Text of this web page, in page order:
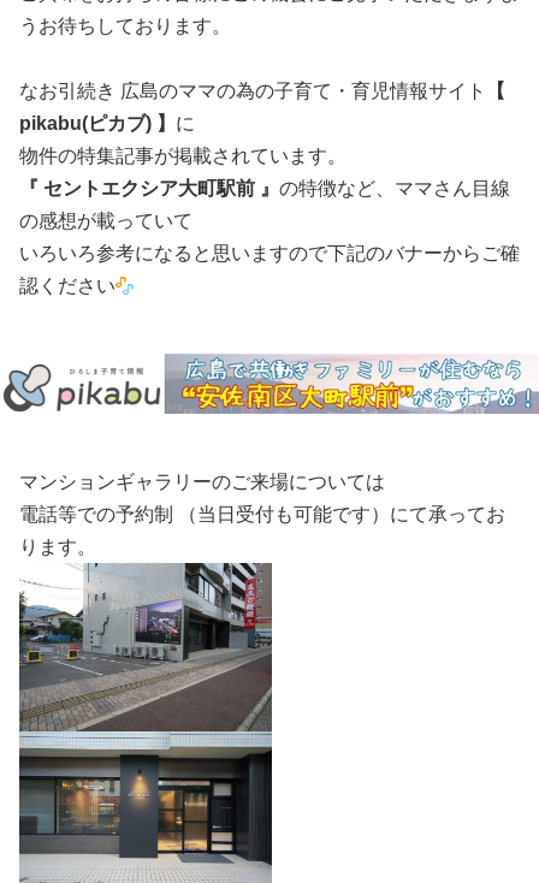
うお待ちしております。
なお引続き 広島のママの為の子育て・育児情報サイト
【
pikabu(ピカブ) 】 に
物件の特集記事が掲載されています。
『 セントエクシア大町駅前 』 の特徴など、ママさん目線
の感想が載っていて
いろいろ参考になると思いますので下記のバナーからご確
認ください
マンションギャラリーのご来場については
電話等での予約制 （当日受付も可能です）にて承ってお
ります。